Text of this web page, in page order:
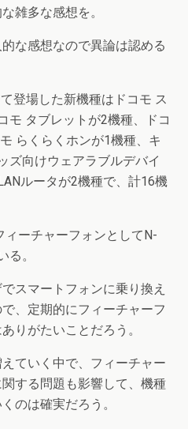
雑多な感想を。
な感想なので異論は認める
登場した新機種はドコモ ス
モ タブレットが2機種、ドコ
らくらくホンが1機種、キ
ズ向けウェアラブルデバイ
ルータが2機種で、計16機
ーチャーフォンとしてN-
る。
スマートフォンに乗り換え
、定期的にフィーチャーフ
りがたいことだろう。
ていく中で、フィーチャー
する問題も影響して、機種
のは確実だろう。